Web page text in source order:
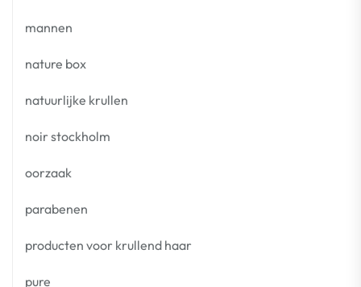
mannen
nature box
natuurlijke krullen
noir stockholm
oorzaak
parabenen
producten voor krullend haar
pure